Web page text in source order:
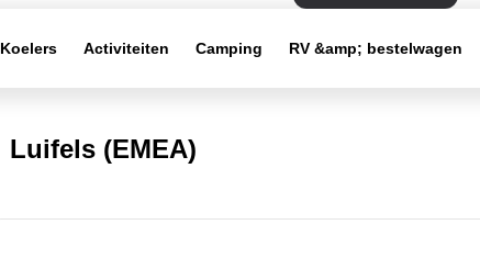
Koelers Activiteiten Camping RV &amp; bestelwagen
Luifels (EMEA)